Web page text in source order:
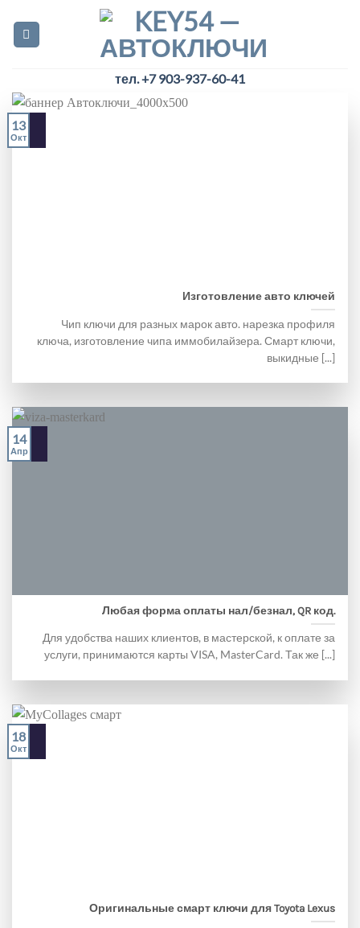
content
тел. +7 903-937-60-41
Изготовление авто ключей
Чип ключи для разных марок авто. нарезка профиля
ключа, изготовление чипа иммобилайзера. Смарт ключи,
выкидные [...]
13
Окт
Любая форма оплаты нал/безнал, QR код.
Для удобства наших клиентов, в мастерской, к оплате за
услуги, принимаются карты VISA, MasterCard. Так же [...]
14
Апр
Оригинальные смарт ключи для Toyota Lexus
18
Окт